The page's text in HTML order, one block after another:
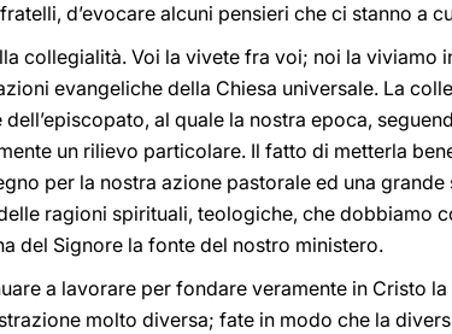
d’evocare alcuni pensieri che ci stanno a
collegialità. Voi la vivete fra voi; noi la viviamo
evangeliche della Chiesa universale. La
al quale la nostra epoca,
un rilievo particolare. Il fatto di metterla
per la nostra azione pastorale ed una
ragioni spirituali, teologiche, che dobbiamo
del Signore la fonte del nostro ministero.
a lavorare per fondare veramente in Cristo
molto diversa; fate in modo che la